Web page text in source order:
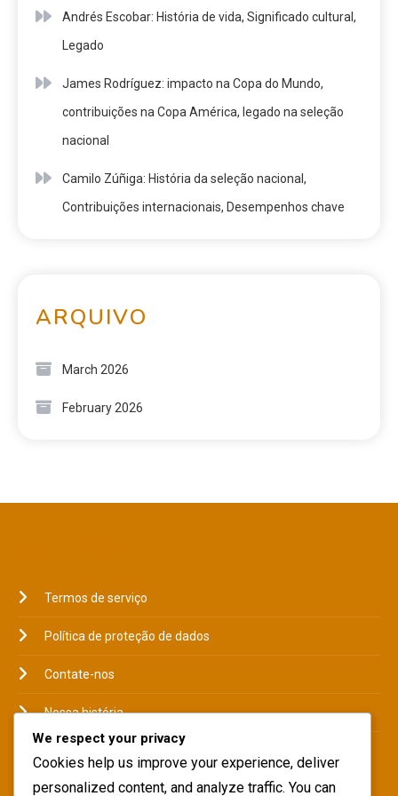
Andrés Escobar: História de vida, Significado cultural,
Legado
James Rodríguez: impacto na Copa do Mundo,
contribuições na Copa América, legado na seleção
nacional
Camilo Zúñiga: História da seleção nacional,
Contribuições internacionais, Desempenhos chave
ARQUIVO
March 2026
February 2026
Termos de serviço
Política de proteção de dados
Contate-nos
Nossa história
We respect your privacy
Cookies help us improve your experience, deliver
personalized content, and analyze traffic. You can